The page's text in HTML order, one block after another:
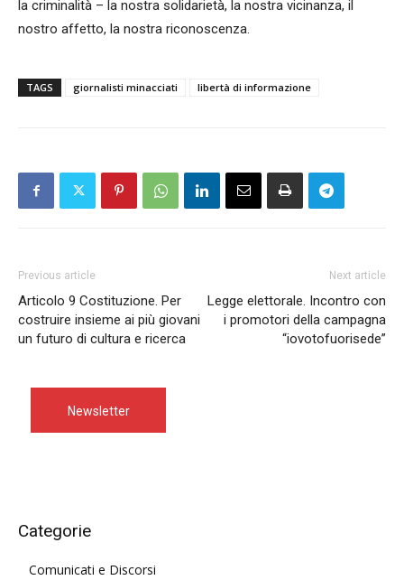
la criminalità – la nostra solidarietà, la nostra vicinanza, il
nostro affetto, la nostra riconoscenza.
TAGS giornalisti minacciati libertà di informazione
Previous article
Articolo 9 Costituzione. Per
costruire insieme ai più giovani
un futuro di cultura e ricerca
Next article
Legge elettorale. Incontro con
i promotori della campagna
“iovotofuorisede”
Newsletter
Categorie
Comunicati e Discorsi